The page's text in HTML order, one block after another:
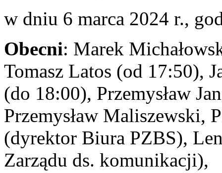
w dniu 6 marca 2024 r.,
Obecni: Marek
Tomasz Latos (od 17:50),
(do 18:00), Przemysław
Przemysław Maliszewski,
(dyrektor Biura PZBS),
Zarządu ds. komunikacji),